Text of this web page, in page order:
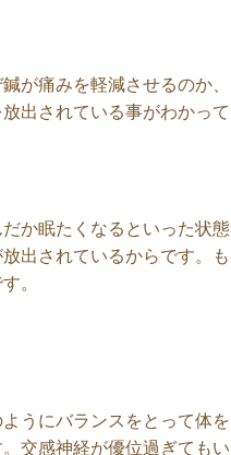
が痛みを軽減させるのか、
出されている事がわかって
か眠たくなるといった状態
出されているからです。も
。
うにバランスをとって体を
交感神経が優位過ぎてもい